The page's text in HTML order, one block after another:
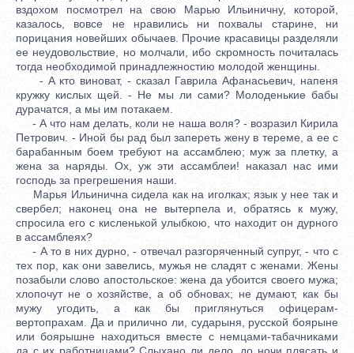
вздохом посмотрел на свою Марью Ильиничну, которой,
казалось, вовсе не нравились ни похвалы старине, ни
порицания новейших обычаев. Прочие красавицы разделяли
ее неудовольствие, но молчали, ибо скромность почиталась
тогда необходимой принадлежностию молодой женщины.
- А кто виноват, - сказал Гаврила Афанасьевич, напеня
кружку кислых щей. - Не мы ли сами? Молоденькие бабы
дурачатся, а мы им потакаем.
- А что нам делать, коли не наша воля? - возразил Кирила
Петрович. - Иной бы рад был запереть жену в тереме, а ее с
барабанным боем требуют на ассамблею; муж за плетку, а
жена за наряды. Ох, уж эти ассамблеи! наказал нас ими
господь за прегрешения наши.
Марья Ильинична сидела как на иголках; язык у нее так и
свербел; наконец она не вытерпела и, обратясь к мужу,
спросила его с кисленькой улыбкою, что находит он дурного
в ассамблеях?
- А то в них дурно, - отвечал разгоряченный супруг, - что с
тех пор, как они завелись, мужья не сладят с женами. Жены
позабыли слово апостольское: жена да убоится своего мужа;
хлопочут не о хозяйстве, а об обновах; не думают, как бы
мужу угодить, а как бы приглянуться офицерам-
вертопрахам. Да и прилично ли, сударыня, русской боярыне
или боярышне находиться вместе с немцами-табачниками
да с их работницами? Слыхано ли дело, до ночи плясать и